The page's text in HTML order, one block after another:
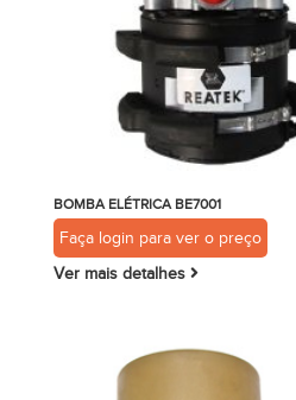
BOMBA ELÉTRICA BE7001
Faça login para ver o preço
Ver mais detalhes